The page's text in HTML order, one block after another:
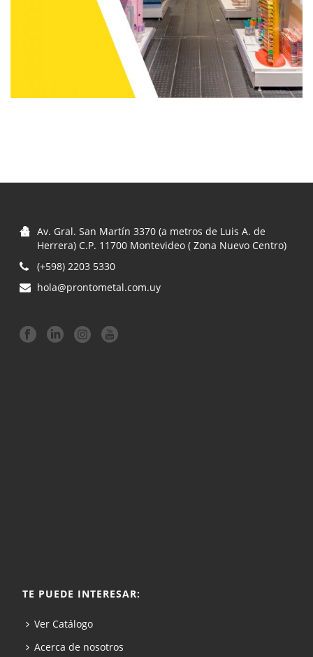
Av. Gral. San Martín 3370 (a metros de Luis A. de
Herrera) C.P. 11700 Montevideo ( Zona Nuevo Centro)
(+598) 2203 5330
hola@prontometal.com.uy
TE PUEDE INTERESAR:
Ver Catálogo
Acerca de nosotros